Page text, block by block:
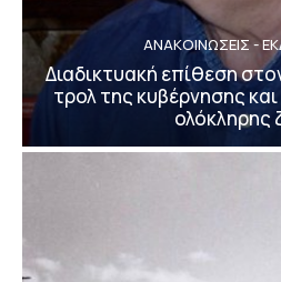
ΑΝΑΚΟΙΝΩΣΕΙΣ -
Διαδικτυακή επίθεση
τρολ της κυβέρνησης
ολόκληρης